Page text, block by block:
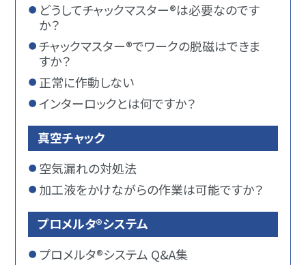
どうしてチャックマスター®は必要なのです
か？
チャックマスター®でワークの脱磁はできま
すか？
正常に作動しない
インターロックとは何ですか？
真空チャック
空気漏れの対処法
加工液をかけながらの作業は可能ですか？
プロメルタ®システム
プロメルタ®システム Q&A集